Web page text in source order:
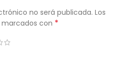
no será publicada. Los
con *